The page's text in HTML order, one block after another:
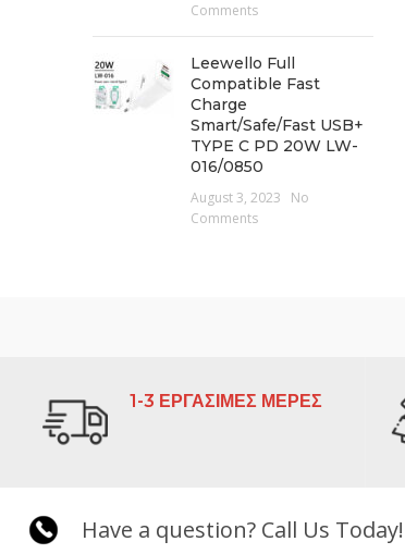
Comments
Leewello Full
Compatible Fast
Charge
Smart/Safe/Fast USB+
TYPE C PD 20W LW-
016/0850
August 3, 2023
No
Comments
1-3 ΕΡΓΑΣΙΜΕΣ ΜΕΡΕΣ
Have a question? Call Us Today!